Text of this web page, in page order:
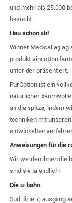
und mehr als 25.000
besucht.
Hau schon ab!
Winner Medical ag ag
produkt vincotton
unter der präsentiert.
PurCotton ist ein
natürlicher
an die spitze, indem
techniken mit
entwickelten
Anweisungen für die
Wir werden ihnen die
sind sie ja endlich!
Die u-bahn.
Süd: linie 7, ausgang